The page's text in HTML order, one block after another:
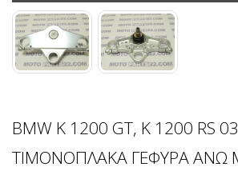
BMW K 1200 GT, K 1200 RS 03
ΤΙΜΟΝΟΠΛΑΚΑ ΓΕΦΥΡΑ ΑΝΩ